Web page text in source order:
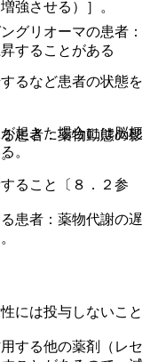
強させる）］。
るなど患者の状態を
起きた場合には脳梗
。
ること〔８．２参
には投与しないこと
グリオーマの患者：
することがある
患者：薬物動態の影
患者：薬物代謝の遅
する他の薬剤（レセ